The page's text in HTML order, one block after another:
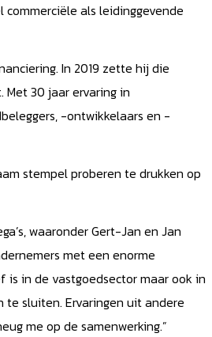
als leidinggevende
In 2019 zette hij die
30 jaar ervaring in
-ontwikkelaars en -
stempel proberen te drukken op
waaronder Gert-Jan en Jan
met een enorme
in de vastgoedsector maar ook in
sluiten. Ervaringen uit andere
me op de samenwerking.”